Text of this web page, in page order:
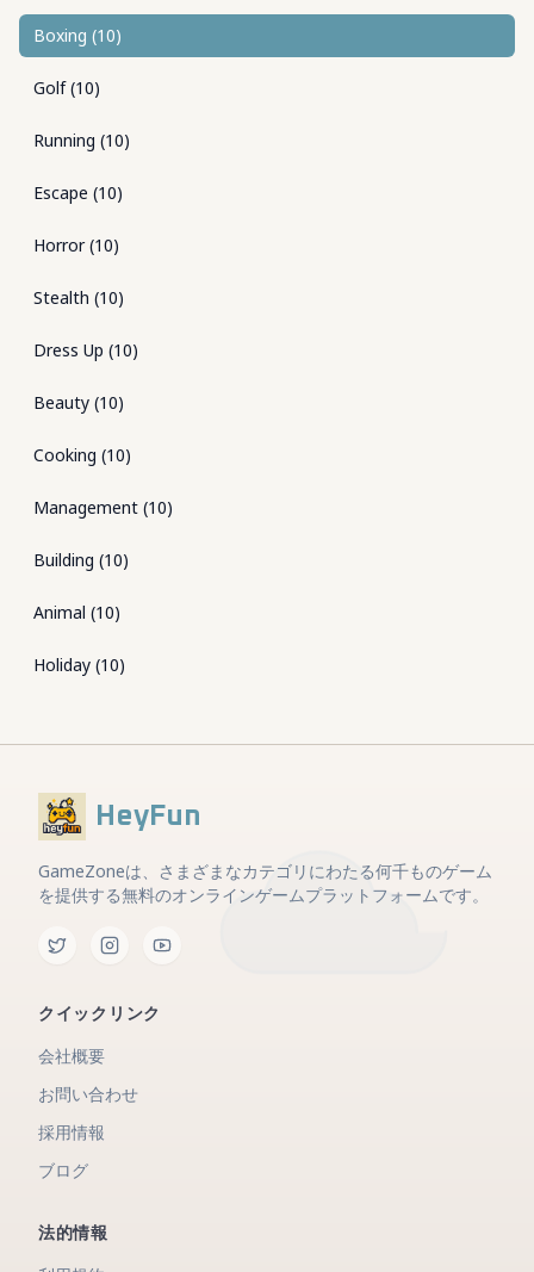
Boxing (10)
Golf(10)
Running (10)
Escape (10)
Horror(10)
Stealth (10)
Dress Up (10)
Beauty (10)
Cooking (10)
Management (10)
Building (10)
Animal (10)
Holiday (10)
HeyFun
GameZoneは、さまざまなカテゴリにわたる何千ものゲーム
を提供する無料のオンラインゲームプラットフォームです。
クイックリンク
会社概要
お問い合わせ
採用情報
ブログ
法的情報